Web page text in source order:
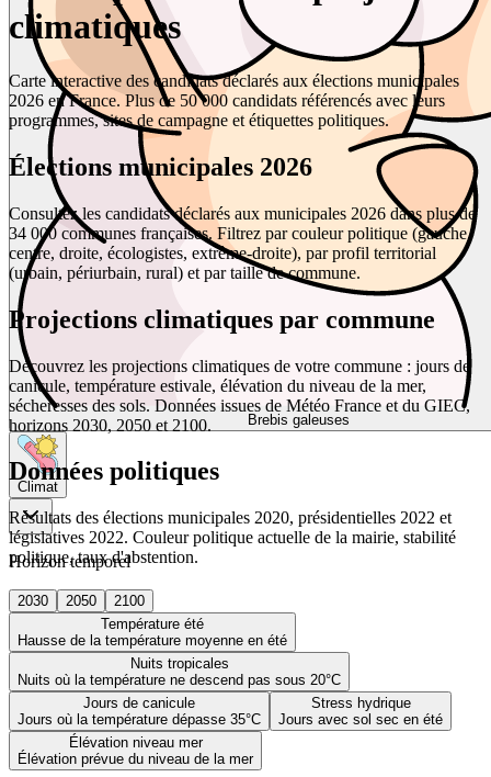
Brebis galeuses
Climat
Horizon temporel
2030 2050
2100
Température été
Hausse de la température moyenne en été
Nuits tropicales
Nuits où la température ne descend pas sous 20°C
Jours de canicule
Jours où la température dépasse 35°C
Stress hydrique
Jours avec sol sec en été
Élévation niveau mer
Élévation prévue du niveau de la mer
climatiques
Carte interactive des candidats déclarés aux élections municipales
2026 en France. Plus de 50 000 candidats référencés avec leurs
programmes, sites de campagne et étiquettes politiques.
Élections municipales 2026
Consultez les candidats déclarés aux municipales 2026 dans plus de
34 000 communes françaises. Filtrez par couleur politique (gauche,
centre, droite, écologistes, extrême-droite), par profil territorial
(urbain, périurbain, rural) et par taille de commune.
Projections climatiques par commune
Découvrez les projections climatiques de votre commune : jours de
canicule, température estivale, élévation du niveau de la mer,
sécheresses des sols. Données issues de Météo France et du GIEC,
horizons 2030, 2050 et 2100.
Données politiques
Résultats des élections municipales 2020, présidentielles 2022 et
législatives 2022. Couleur politique actuelle de la mairie, stabilité
politique, taux d'abstention.